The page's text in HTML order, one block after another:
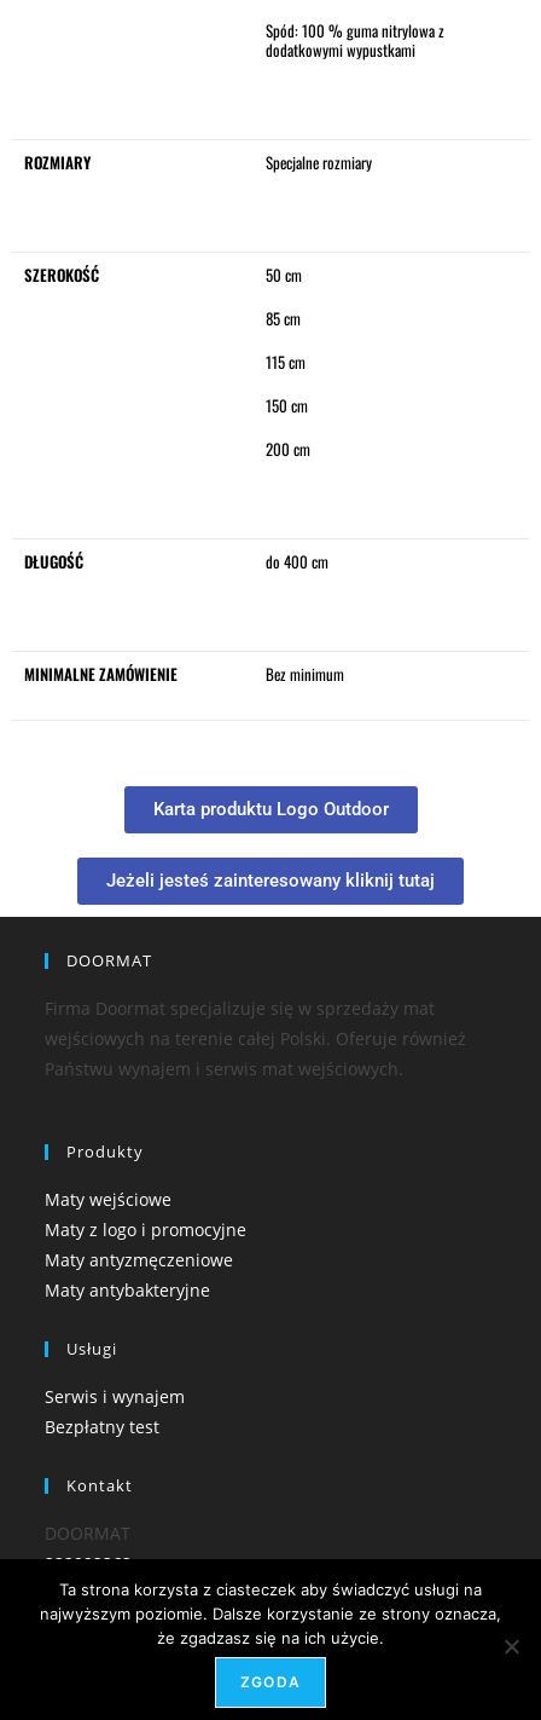
Spód: 100 % guma nitrylowa z
dodatkowymi wypustkami
ROZMIARY Specjalne rozmiary
SZEROKOŚĆ
50 cm
85 cm
115 cm
150 cm
200 cm
DŁUGOŚĆ do 400 cm
MINIMALNE ZAMÓWIENIE Bez minimum
Karta produktu Logo Outdoor
Jeżeli jesteś zainteresowany kliknij tutaj
DOORMAT
Firma Doormat specjalizuje się w sprzedaży mat
wejściowych na terenie całej Polski. Oferuje również
Państwu wynajem i serwis mat wejściowych.
Produkty
Maty wejściowe
Maty z logo i promocyjne
Maty antyzmęczeniowe
Maty antybakteryjne
Usługi
Serwis i wynajem
Bezpłatny test
Kontakt
DOORMAT
222992362
bok@doormat.com.pl
DOORMAT
Ta strona korzysta z ciasteczek aby świadczyć usługi na
najwyższym poziomie. Dalsze korzystanie ze strony oznacza,
że zgadzasz się na ich użycie.
ZGODA